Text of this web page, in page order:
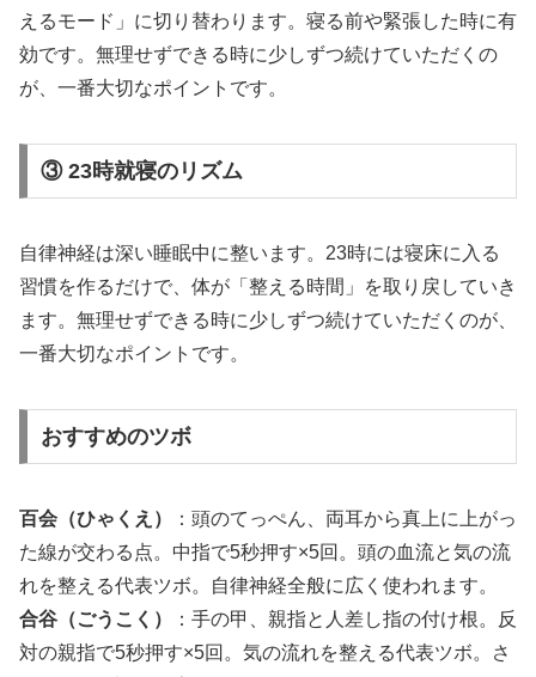
えるモード」に切り替わります。寝る前や緊張した時に有
効です。無理せずできる時に少しずつ続けていただくの
が、一番大切なポイントです。
③ 23時就寝のリズム
自律神経は深い睡眠中に整います。23時には寝床に入る
習慣を作るだけで、体が「整える時間」を取り戻していき
ます。無理せずできる時に少しずつ続けていただくのが、
一番大切なポイントです。
おすすめのツボ
百会（ひゃくえ）
：頭のてっぺん、両耳から真上に上がっ
た線が交わる点。中指で5秒押す×5回。頭の血流と気の流
れを整える代表ツボ。自律神経全般に広く使われます。
合谷（ごうこく）
：手の甲、親指と人差し指の付け根。反
対の親指で5秒押す×5回。気の流れを整える代表ツボ。さ